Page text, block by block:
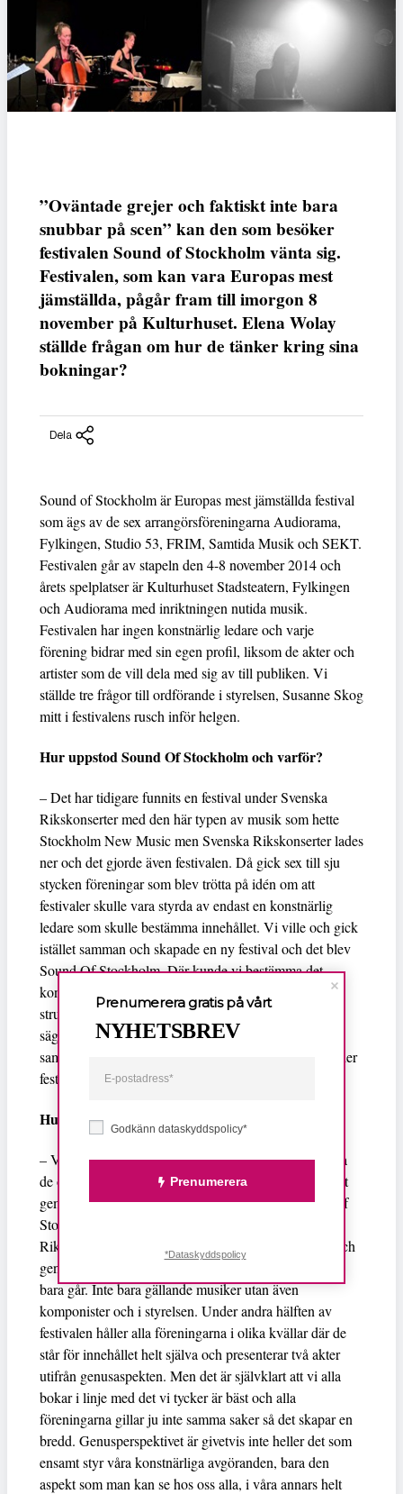
”Oväntade grejer och faktiskt inte bara
snubbar på scen” kan den som besöker
festivalen Sound of Stockholm vänta sig.
Festivalen, som kan vara Europas mest
jämställda, pågår fram till imorgon 8
november på Kulturhuset. Elena Wolay
ställde frågan om hur de tänker kring sina
bokningar?
Dela
Sound of Stockholm är Europas mest jämställda festival
som ägs av de sex arrangörsföreningarna Audiorama,
Fylkingen, Studio 53, FRIM, Samtida Musik och SEKT.
Festivalen går av stapeln den 4-8 november 2014 och
årets spelplatser är Kulturhuset Stadsteatern, Fylkingen
och Audiorama med inriktningen nutida musik.
Festivalen har ingen konstnärlig ledare och varje
förening bidrar med sin egen profil, liksom de akter och
artister som de vill dela med sig av till publiken. Vi
ställde tre frågor till ordförande i styrelsen, Susanne Skog
mitt i festivalens rusch inför helgen.
Hur uppstod Sound Of Stockholm och varför?
– Det har tidigare funnits en festival under Svenska
Rikskonserter med den här typen av musik som hette
Stockholm New Music men Svenska Rikskonserter lades
ner och det gjorde även festivalen. Då gick sex till sju
stycken föreningar som blev trötta på idén om att
festivaler skulle vara styrda av endast en konstnärlig
ledare som skulle bestämma innehållet. Vi ville och gick
istället samman och skapade en ny festival och det blev
Sound Of Stockholm. Där kunde vi bestämma det
konstnärliga innehållet, tillsammans. Det är därför vår
struktur skapar en bredd då vi alla har lika mycket att
säga till om. Föreningarna sitter i programrådet och
samtliga föreningarna arrangerar även sina kvällar under
festivaldagarna.
Hur har ni tänkt kring era bokningar?
– Vi har ett programråd där det sitter personer från alla
de olika medverkande föreningarna som bestämmer ett
gemensamt program som kureras från själva Sound Of
Stockholm som har blivit paraplyorganisationen.
Riktlinjerna är att vi vill ha en spridning över genrer och
genusaspekten, att det är 50/50 så långt det någonsin
bara går. Inte bara gällande musiker utan även
komponister och i styrelsen. Under andra hälften av
festivalen håller alla föreningarna i olika kvällar där de
står för innehållet helt själva och presenterar två akter
utifrån genusaspekten. Men det är självklart att vi alla
bokar i linje med det vi tycker är bäst och alla
föreningarna gillar ju inte samma saker så det skapar en
bredd. Genusperspektivet är givetvis inte heller det som
ensamt styr våra konstnärliga avgöranden, bara den
aspekt som man kan se hos oss alla, i våra annars helt
Godkänn dataskyddspolicy*
Prenumerera
Prenumerera gratis på vårt
NYHETSBREV
*Dataskyddspolicy